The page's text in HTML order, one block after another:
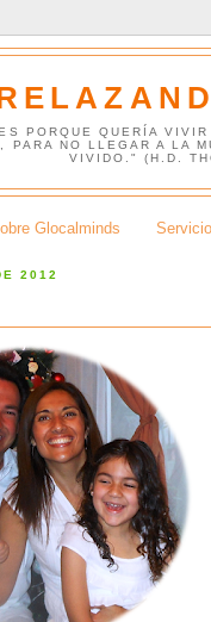
PORQUE QUERÍA
PARA NO LLEGAR A LA
VIVIDO." (H.D.
Glocalminds
2012